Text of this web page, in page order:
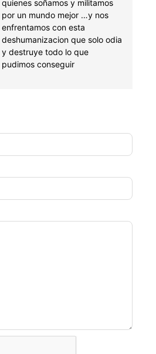
quienes soñamos y militamos
por un mundo mejor …y nos
enfrentamos con esta
deshumanizacion que solo odia
y destruye todo lo que
pudimos conseguir